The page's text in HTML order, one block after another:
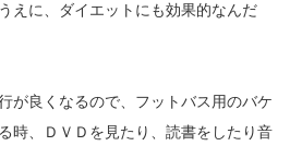
えに、ダイエットにも効果的なんだ
が良くなるので、フットバス用のバケ
時、ＤＶＤを見たり、読書をしたり音